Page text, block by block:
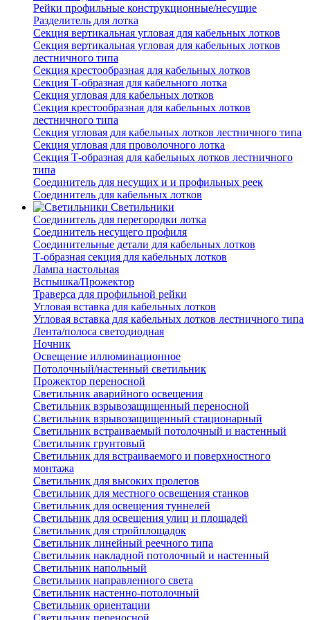
Рейки профильные конструкционные/несущие
Разделитель для лотка
Секция вертикальная угловая для кабельных лотков
Секция вертикальная угловая для кабельных лотков
лестничного типа
Секция крестообразная для кабельных лотков
Секция Т-образная для кабельного лотка
Секция угловая для кабельных лотков
Секция крестообразная для кабельных лотков
лестничного типа
Секция угловая для кабельных лотков лестничного типа
Секция угловая для проволочного лотка
Секция Т-образная для кабельных лотков лестничного
типа
Соединитель для несущих и и профильных реек
Соединитель для кабельных лотков
Светильники
Соединитель для перегородки лотка
Соединитель несущего профиля
Соединительные детали для кабельных лотков
Т-образная секция для кабельных лотков
Лампа настольная
Вспышка/Прожектор
Траверса для профильной рейки
Угловая вставка для кабельных лотков
Угловая вставка для кабельных лотков лестничного типа
Лента/полоса светодиодная
Ночник
Освещение иллюминационное
Потолочный/настенный светильник
Прожектор переносной
Светильник аварийного освещения
Светильник взрывозащищенный переносной
Светильник взрывозащищенный стационарный
Светильник встраиваемый потолочный и настенный
Светильник грунтовый
Светильник для встраиваемого и поверхностного
монтажа
Светильник для высоких пролетов
Светильник для местного освещения станков
Светильник для освещения туннелей
Светильник для освещения улиц и площадей
Светильник для стройплощадок
Светильник линейный реечного типа
Светильник накладной потолочный и настенный
Светильник напольный
Светильник направленного света
Светильник настенно-потолочный
Светильник ориентации
Светильник переносной